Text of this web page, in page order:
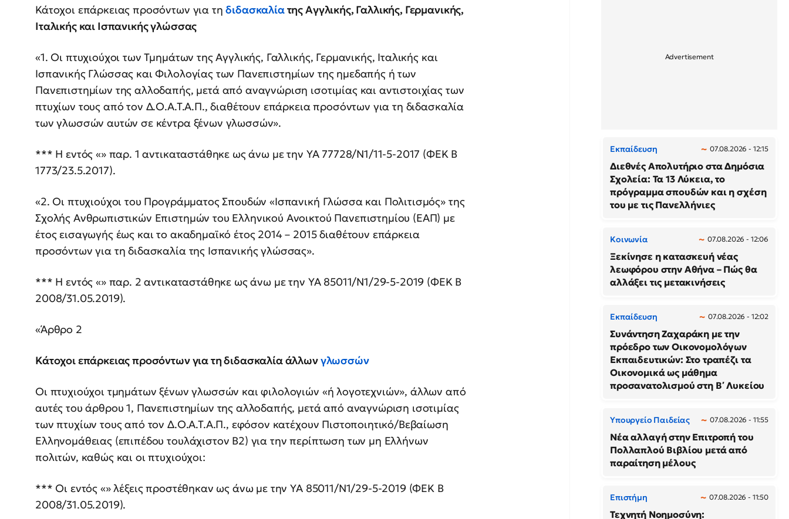
Κάτοχοι επάρκειας προσόντων για τηδιδασκαλίατης Αγγλικής, Γαλλικής, Γερμανικής,
Ιταλικής και Ισπανικής γλώσσας
«1. Οι πτυχιούχοι των Τμημάτων της Αγγλικής, Γαλλικής, Γερμανικής, Ιταλικής και
Ισπανικής Γλώσσας και Φιλολογίας των Πανεπιστημίων της ημεδαπής ή των
Πανεπιστημίων της αλλοδαπής, μετά από αναγνώριση ισοτιμίας και αντιστοιχίας των
πτυχίων τους από τον Δ.Ο.Α.Τ.Α.Π., διαθέτουν επάρκεια προσόντων για τη διδασκαλία
των γλωσσών αυτών σε κέντρα ξένων γλωσσών».
*** Η εντός «» παρ. 1 αντικαταστάθηκε ως άνω με την ΥΑ 77728/Ν1/11-5-2017 (ΦΕΚ Β
1773/23.5.2017).
«2. Οι πτυχιούχοι του Προγράμματος Σπουδών «Ισπανική Γλώσσα και Πολιτισμός» της
Σχολής Ανθρωπιστικών Επιστημών του Ελληνικού Ανοικτού Πανεπιστημίου (ΕΑΠ) με
έτος εισαγωγής έως και το ακαδημαϊκό έτος 2014 – 2015 διαθέτουν επάρκεια
προσόντων για τη διδασκαλία της Ισπανικής γλώσσας».
*** Η εντός «» παρ. 2 αντικαταστάθηκε ως άνω με την ΥΑ 85011/Ν1/29-5-2019 (ΦΕΚ B
2008/31.05.2019).
«Άρθρο 2
Κάτοχοι επάρκειας προσόντων για τη διδασκαλία άλλωνγλωσσών
Οι πτυχιούχοι τμημάτων ξένων γλωσσών και φιλολογιών «ή λογοτεχνιών», άλλων από
αυτές του άρθρου 1, Πανεπιστημίων της αλλοδαπής, μετά από αναγνώριση ισοτιμίας
των πτυχίων τους από τον Δ.Ο.Α.Τ.Α.Π., εφόσον κατέχουν Πιστοποιητικό/Βεβαίωση
Ελληνομάθειας (επιπέδου τουλάχιστον Β2) για την περίπτωση των μη Ελλήνων
πολιτών, καθώς και οι πτυχιούχοι:
*** Οι εντός «» λέξεις προστέθηκαν ως άνω με την ΥΑ 85011/Ν1/29-5-2019 (ΦΕΚ B
2008/31.05.2019).
Εκπαίδευση 07.08.2026 - 12:15
Διεθνές Απολυτήριο στα Δημόσια
Σχολεία: Τα 13 Λύκεια, το
πρόγραμμα σπουδών και η σχέση
του με τις Πανελλήνιες
Κοινωνία 07.08.2026 - 12:06
Ξεκίνησε η κατασκευή νέας
λεωφόρου στην Αθήνα – Πώς θα
αλλάξει τις μετακινήσεις
Εκπαίδευση 07.08.2026 - 12:02
Συνάντηση Ζαχαράκη με την
πρόεδρο των Οικονομολόγων
Εκπαιδευτικών: Στο τραπέζι τα
Οικονομικά ως μάθημα
προσανατολισμού στη Β΄ Λυκείου
Υπουργείο Παιδείας 07.08.2026 - 11:55
Νέα αλλαγή στην Επιτροπή του
Πολλαπλού Βιβλίου μετά από
παραίτηση μέλους
Επιστήμη 07.08.2026 - 11:50
Τεχνητή Νοημοσύνη: